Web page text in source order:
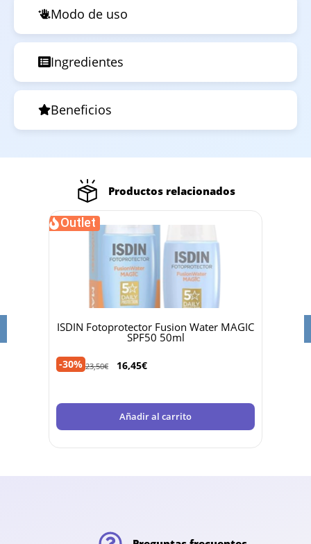
Modo de uso
Ingredientes
Beneficios
Productos relacionados
Outlet
ISDIN Fotoprotector Fusion Water MAGIC
SPF50 50ml
-30% 23,50€ 16,45€
Añadir al carrito